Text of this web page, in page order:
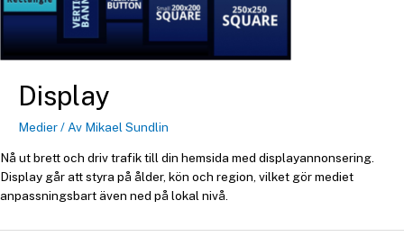
Display
Medier/ Av Mikael Sundlin
Nå ut brett och driv trafik till din hemsida med displayannonsering.
Display går att styra på ålder, kön och region, vilket gör mediet
anpassningsbart även ned på lokal nivå.